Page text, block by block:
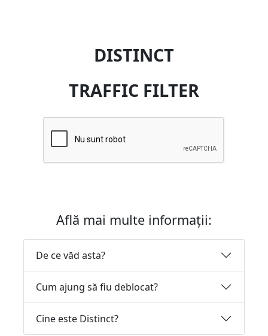
DISTINCT
TRAFFIC FILTER
Află mai multe informații:
De ce văd asta?
Cum ajung să fiu deblocat?
Cine este Distinct?